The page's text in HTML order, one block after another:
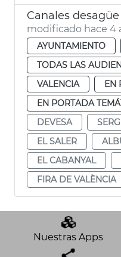
Canales
modificado hace 4
AYUNTAMIENTO
TODAS LAS
VALENCIA
EN
EN PORTADA
DEVESA
EL SALER
EL CABANYAL
FIRA DE VALÈNCIA
Nuestras Apps